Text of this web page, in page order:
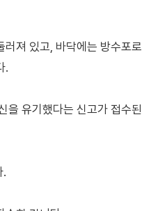
져 있고, 바닥에는 방수포로
.
을 유기했다는 신고가 접수된
.